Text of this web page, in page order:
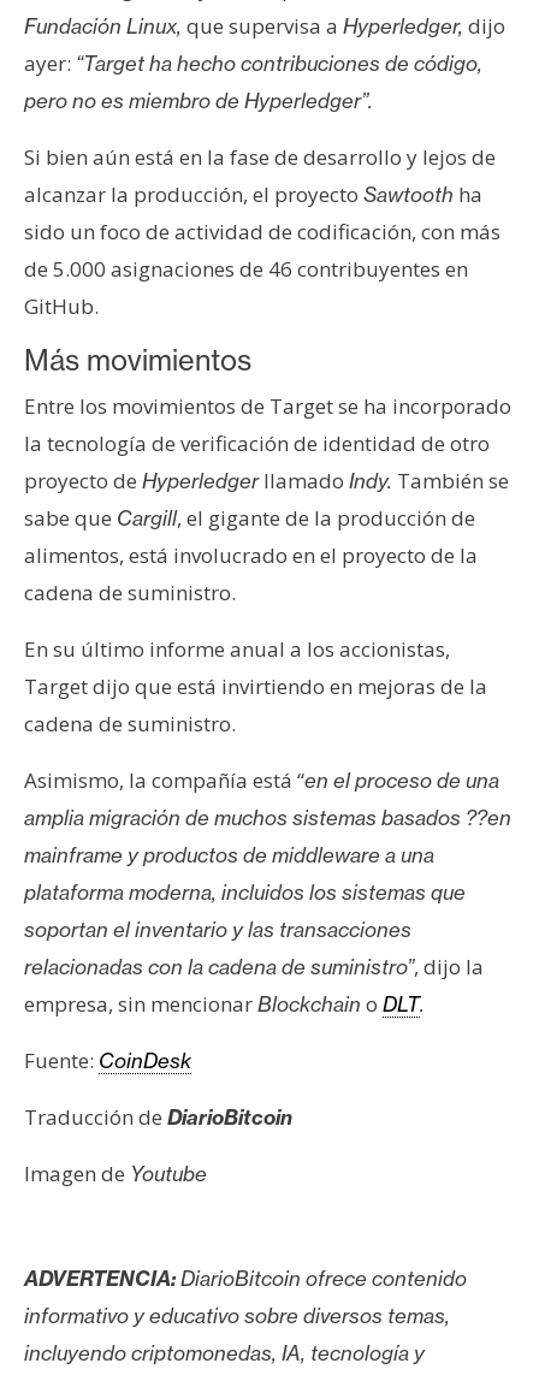
Fundación Linux, que supervisa a Hyperledger, dijo
ayer: “Target ha hecho contribuciones de código,
pero no es miembro de Hyperledger”.
Si bien aún está en la fase de desarrollo y lejos de
alcanzar la producción, el proyecto Sawtooth ha
sido un foco de actividad de codificación, con más
de 5.000 asignaciones de 46 contribuyentes en
GitHub.
Más movimientos
Entre los movimientos de Target se ha incorporado
la tecnología de verificación de identidad de otro
proyecto de Hyperledgerllamado Indy. También se
sabe que Cargill, el gigante de la producción de
alimentos, está involucrado en el proyecto de la
cadena de suministro.
En su último informe anual a los accionistas,
Target dijo que está invirtiendo en mejoras de la
cadena de suministro.
Asimismo, la compañía está “en el proceso de una
amplia migración de muchos sistemas basados ??en
mainframe y productos de middleware a una
plataforma moderna, incluidos los sistemas que
soportan el inventario y las transacciones
relacionadas con la cadena de suministro”, dijo la
empresa, sin mencionarBlockchain o DLT.
Fuente: CoinDesk
Traducción de DiarioBitcoin
Imagen de Youtube
ADVERTENCIA:DiarioBitcoin ofrece contenido
informativo y educativo sobre diversos temas,
incluyendo criptomonedas, IA, tecnología y